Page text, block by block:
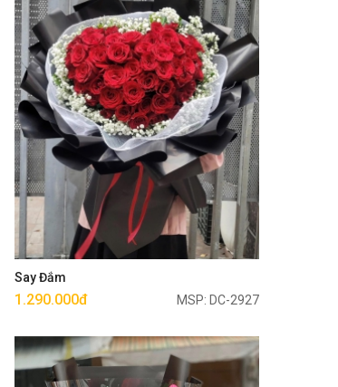
Say Đắm
1.290.000đ MSP: DC-2927
Mua ngay